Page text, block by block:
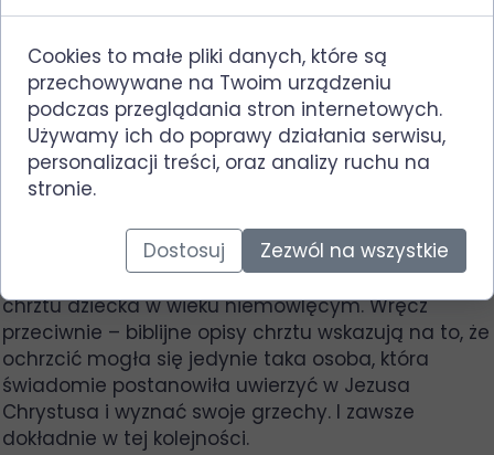
Chrzest niemowląt
Nawiązując do tego o czym pisałem na samym
początku w oparciu o biblijne fragmenty naszym
autorytetem ma być wyłącznie Słowo Boże, nie
ludzka tradycja. W związku z tym teraz w temacie
kto może zostać ochrzczony? Czytając zwłaszcza
Nowy Testament łatwo zwrócić uwagę na fakt, że
osoby chrzczone przez Jana Chrzciciela, potem
Jezusa, a potem przez Jego uczniów, zawsze były
osobami dorosłymi. Nigdzie nie ma opisanego
chrztu dziecka w wieku niemowlęcym. Wręcz
przeciwnie – biblijne opisy chrztu wskazują na to, że
ochrzcić mogła się jedynie taka osoba, która
świadomie postanowiła uwierzyć w Jezusa
Chrystusa i wyznać swoje grzechy. I zawsze
dokładnie w tej kolejności.
Cookies to małe pliki danych, które są
przechowywane na Twoim urządzeniu
podczas przeglądania stron internetowych.
Używamy ich do poprawy działania serwisu,
personalizacji treści, oraz analizy ruchu na
stronie.
Dostosuj Zezwól na wszystkie